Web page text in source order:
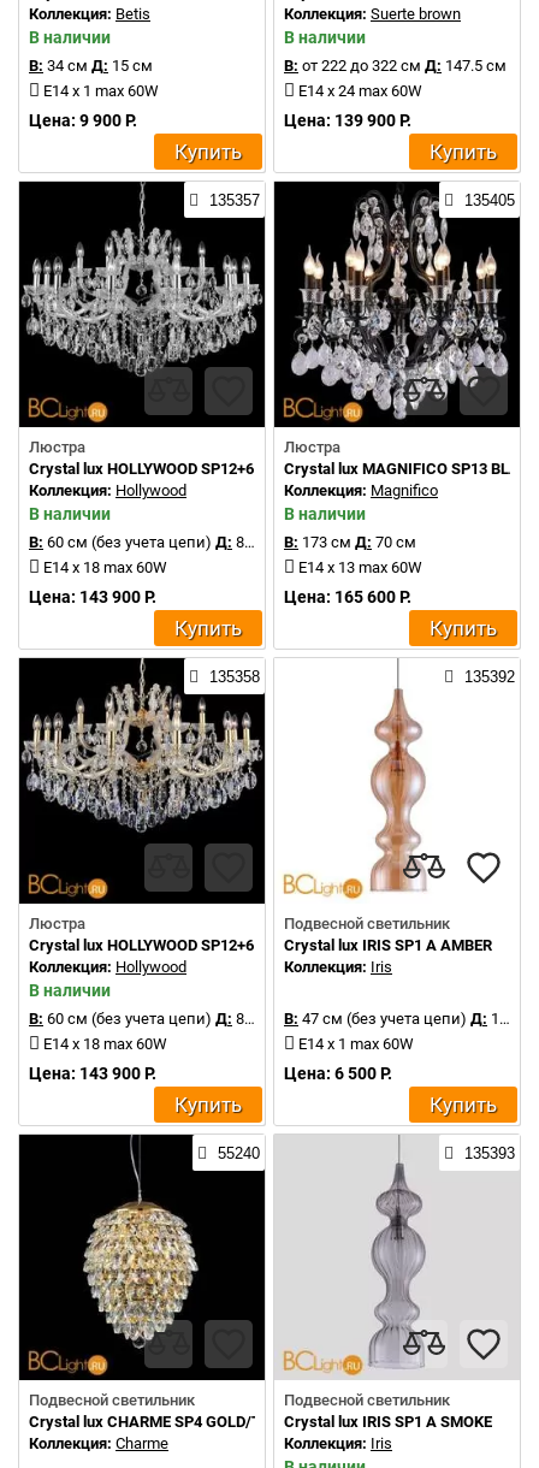
Коллекция: Betis
В наличии
В: 34 см Д: 15 см
E14 x 1 max 60W
Цена: 9 900 Р.
Купить
Коллекция: Suerte brown
В наличии
В: от 222 до 322 см Д: 147.5 см
E14 x 24 max 60W
Цена: 139 900 Р.
Купить
135357
Люстра
Crystal lux HOLLYWOOD SP12+6 CHROME
Коллекция: Hollywood
В наличии
В: 60 см (без учета цепи) Д: 85 см
E14 x 18 max 60W
Цена: 143 900 Р.
Купить
135405
Люстра
Crystal lux MAGNIFICO SP13
Коллекция: Magnifico
В наличии
В: 173 см Д: 70 см
E14 x 13 max 60W
Цена: 165 600 Р.
Купить
135358
Люстра
Crystal lux HOLLYWOOD SP12+6 GOLD
Коллекция: Hollywood
В наличии
В: 60 см (без учета цепи) Д: 85 см
E14 x 18 max 60W
Цена: 143 900 Р.
Купить
135392
Подвесной светильник
Crystal lux IRIS SP1 A AMBER
Коллекция: Iris
В: 47 см (без учета цепи) Д: 13 см
E14 x 1 max 60W
Цена: 6 500 Р.
Купить
55240
Подвесной светильник
Crystal lux CHARME SP4 GOLD/TRANSPARENT
Коллекция: Charme
135393
Подвесной светильник
Crystal lux IRIS SP1 A SMOKE
Коллекция: Iris